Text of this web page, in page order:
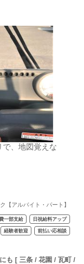
で、地図覚えな
【アルバイト・パート】
一部支給 日祝給料アップ
経験者歓迎 前払い応相談
も [ 三条 / 花園 / 瓦町 /